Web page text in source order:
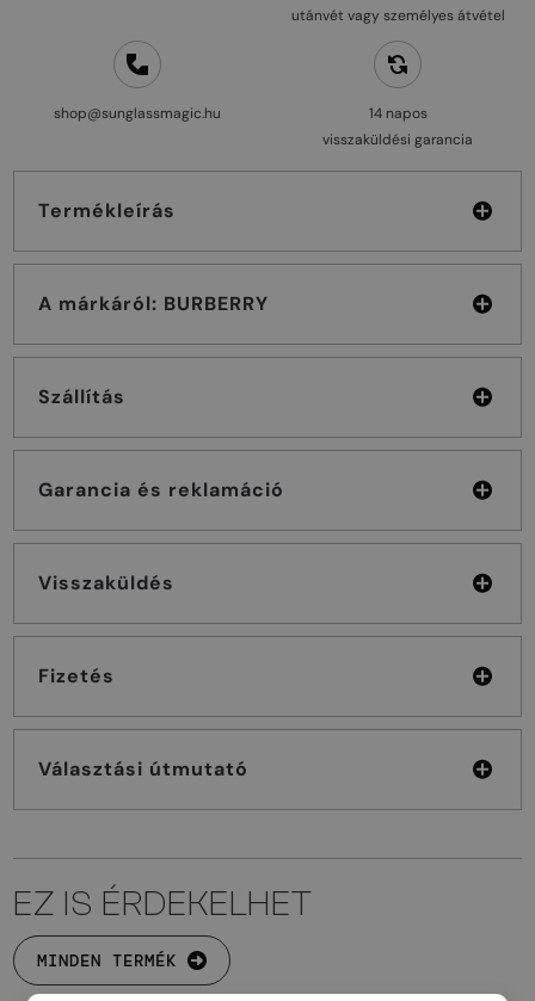
utánvét vagy személyes átvétel
shop@sunglassmagic.hu
14 napos
visszaküldési garancia
Termékleírás
A márkáról: BURBERRY
Szállítás
Garancia és reklamáció
Visszaküldés
Fizetés
Választási útmutató
EZ IS ÉRDEKELHET
MINDEN TERMÉK